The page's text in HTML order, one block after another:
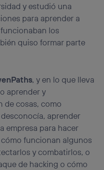
y estudió una
para aprender a
los
quiso formar parte
, y en lo que lleva
aprender y
de cosas, como
aprender
empresa para hacer
funcionan algunos
y combatirlos, o
de hacking o cómo